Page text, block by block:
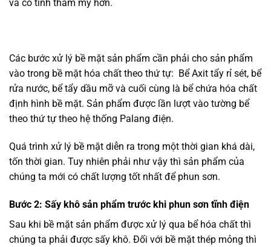
và có tính thẩm mỹ hơn.
Các bước xử lý bề mặt sản phẩm cần phải cho sản phẩm
vào trong bề mặt hóa chất theo thứ tự: Bể Axit tẩy rỉ sét, bể
rửa nước, bể tẩy dầu mỡ và cuối cùng là bể chứa hóa chất
định hình bề mặt. Sản phẩm được lần lượt vào tường bể
theo thứ tự theo hệ thống Palang điện.
Quá trình xử lý bề mặt diễn ra trong một thời gian khá dài,
tốn thời gian. Tuy nhiên phải như vậy thì sản phẩm của
chúng ta mới có chất lượng tốt nhất để phun sơn.
Bước 2: Sấy khô sản phẩm trước khi phun sơn tĩnh điện
Sau khi bề mặt sản phẩm được xử lý qua bể hóa chất thì
chúng ta phải được sấy khô. Đối với bề mặt thép mỏng thì